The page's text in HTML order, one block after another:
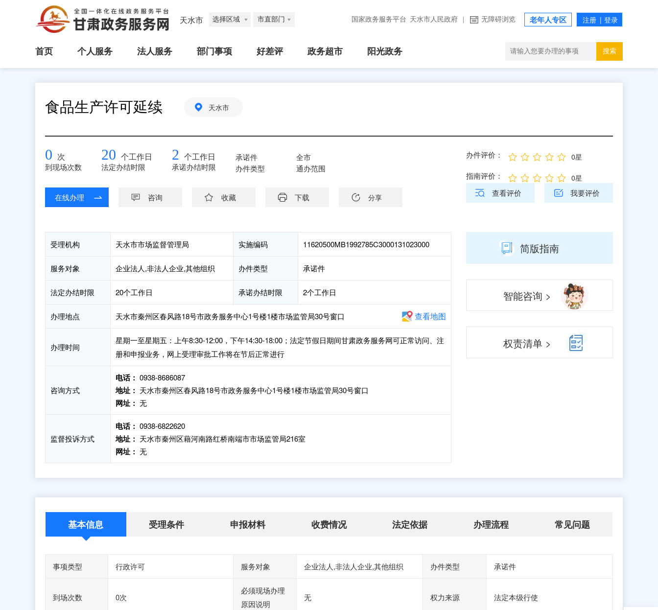
天水市 选择区域 市直部门 国家政务服务平台 天水市人民政府 无障碍浏览 老年人专区
首页 个人服务 法人服务 部门事项 好差评 政务超市 阳光政务 搜索
食品生产许可延续 天水市
0 次
到现场次数
20 个工作日
法定办结时限
2 个工作日
承诺办结时限
承诺件
办件类型
全市
通办范围
在线办理 咨询 收藏 下载 分享
办件评价： 0星
指南评价： 0星
查看评价 我要评价
受理机构 天水市市场监督管理局 实施编码 11620500MB1992785C3000131023000
服务对象 企业法人,非法人企业,其他组织 办件类型 承诺件
法定办结时限 20个工作日 承诺办结时限 2个工作日
办理地点 天水市秦州区春风路18号市政务服务中心1号楼1楼市场监管局30号窗口 查看地图
办理时间
星期一至星期五：上午8:30-12:00，下午14:30-18:00；法定节假日期间甘肃政务服务网可正常访问、注
册和申报业务，网上受理审批工作将在节后正常进行
咨询方式
电话： 0938-8686087
地址： 天水市秦州区春风路18号市政务服务中心1号楼1楼市场监管局30号窗口
网址： 无
监督投诉方式
电话： 0938-6822620
地址： 天水市秦州区藉河南路红桥南端市市场监管局216室
网址： 无
简版指南
智能咨询 >
权责清单 >
基本信息 受理条件 申报材料 收费情况 法定依据 办理流程 常见问题
事项类型 行政许可 服务对象 企业法人,非法人企业,其他组织 办件类型 承诺件
到场次数 0次
必须现场办理
原因说明
无 权力来源 法定本级行使